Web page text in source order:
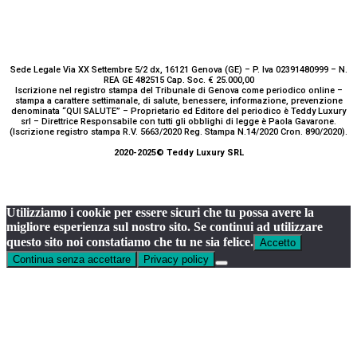
Sede Legale Via XX Settembre 5/2 dx, 16121 Genova (GE) – P. Iva 02391480999 – N.
REA GE 482515 Cap. Soc. € 25.000,00
Iscrizione nel registro stampa del Tribunale di Genova come periodico online –
stampa a carattere settimanale, di salute, benessere, informazione, prevenzione
denominata “QUI SALUTE” – Proprietario ed Editore del periodico è Teddy Luxury
srl – Direttrice Responsabile con tutti gli obblighi di legge è Paola Gavarone.
(Iscrizione registro stampa R.V. 5663/2020 Reg. Stampa N.14/2020 Cron. 890/2020).
2020-2025© Teddy Luxury SRL
Utilizziamo i cookie per essere sicuri che tu possa avere la
migliore esperienza sul nostro sito. Se continui ad utilizzare
questo sito noi constatiamo che tu ne sia felice. Accetto
Continua senza accettare
Privacy policy